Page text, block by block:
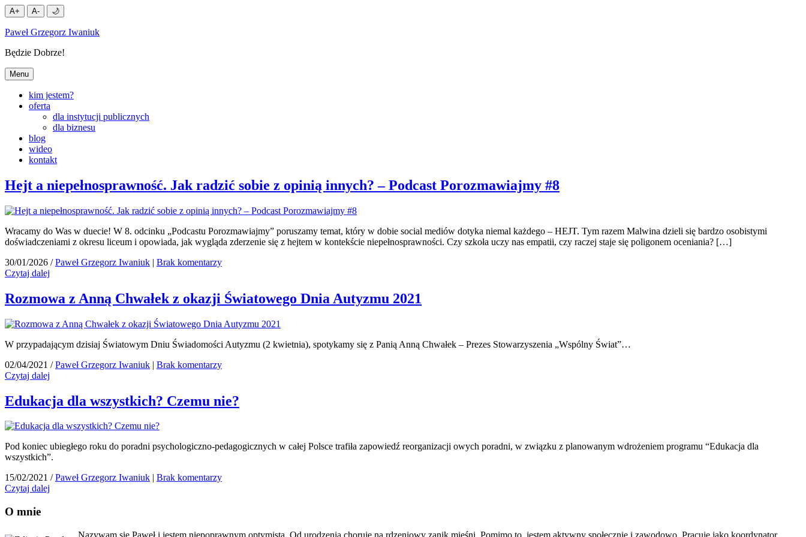
A+ A- 🌙
do
Paweł Grzegorz Iwaniuk
Będzie Dobrze!
Menu
kim jestem?
oferta
dla instytucji publicznych
dla biznesu
blog
wideo
kontakt
Hejt a niepełnosprawność. Jak radzić sobie z opinią innych? – Podcast Porozmawiajmy #8
Wracamy do Was w duecie! W 8. odcinku „Podcastu Porozmawiajmy” poruszamy temat, który w dobie social mediów dotyka niemal każdego – HEJT. Tym razem Malwina dzieli się bardzo osobistymi
doświadczeniami z okresu liceum i opowiada, jak wygląda zderzenie się z hejtem w kontekście niepełnosprawności. Czy szkoła uczy nas empatii, czy raczej staje się poligonem oceniania? […]
30/01/2026 /Paweł Grzegorz Iwaniuk | Brak komentarzy
Czytaj dalej
niepełnosprawność.
Jak
sobie
opinią
–
#8
Rozmowa z Anną Chwałek z okazji Światowego Dnia Autyzmu 2021
W przypadającym dzisiaj Światowym Dniu Świadomości Autyzmu (2 kwietnia), spotykamy się z Panią Anną Chwałek – Prezes Stowarzyszenia „Wspólny Świat”…
02/04/2021 /Paweł Grzegorz Iwaniuk | Brak komentarzy
Czytaj dalej
Anną
Chwałek
okazji
Dnia
Autyzmu
2021
Edukacja dla wszystkich? Czemu nie?
Pod koniec ubiegłego roku do poradni psychologiczno-pedagogicznych w całej Polsce trafiła zapowiedź reorganizacji owych poradni, w związku z planowanym wdrożeniem programu “Edukacja dla
wszystkich”.
15/02/2021 /Paweł Grzegorz Iwaniuk | Brak komentarzy
Czytaj dalej
O mnie
Nazywam się Paweł i jestem niepoprawnym optymistą. Od urodzenia choruję na rdzeniowy zanik mięśni. Pomimo to, jestem aktywny społecznie i zawodowo. Pracuję jako koordynator